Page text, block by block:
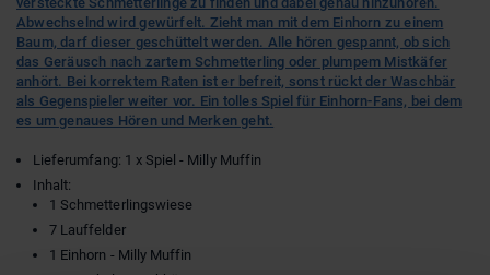
Abwechselnd wird gewürfelt. Zieht man mit dem Einhorn zu einem
Baum, darf dieser geschüttelt werden. Alle hören gespannt, ob sich
das Geräusch nach zartem Schmetterling oder plumpem Mistkäfer
anhört. Bei korrektem Raten ist er befreit, sonst rückt der Waschbär
als Gegenspieler weiter vor. Ein tolles Spiel für Einhorn-Fans, bei dem
es um genaues Hören und Merken geht.
Lieferumfang: 1 x Spiel - Milly Muffin
Inhalt:
1 Schmetterlingswiese
7 Lauffelder
1 Einhorn - Milly Muffin